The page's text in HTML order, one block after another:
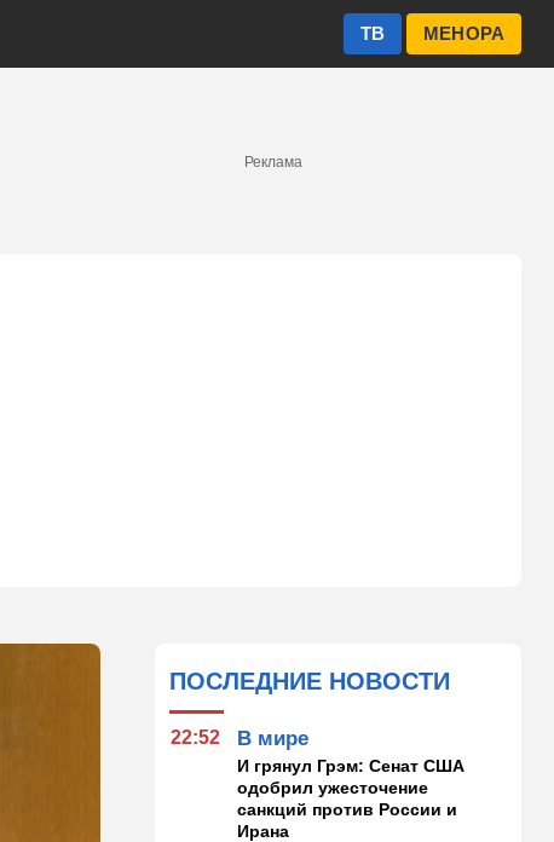
МЕНОРА
ТВ
Реклама
ПОСЛЕДНИЕ НОВОСТИ
22:52 В мире
И грянул Грэм: Сенат США
одобрил ужесточение
санкций против России и
Ирана